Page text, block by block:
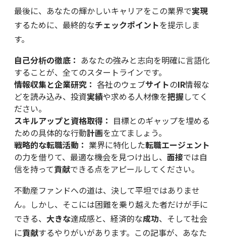
最後に、あなたの輝かしいキャリアをこの業界で実現
するために、最終的なチェックポイントを提示しま
す。
自己分析の徹底： あなたの強みと志向を明確に言語化
することが、全てのスタートラインです。
情報収集と企業研究： 各社のウェブサイトのIR情報な
どを読み込み、投資実績や求める人材像を把握してく
ださい。
スキルアップと資格取得： 目標とのギャップを埋める
ための具体的な行動計画を立てましょう。
戦略的な転職活動： 業界に特化した転職エージェント
の力を借りて、最適な機会を見つけ出し、面接では自
信を持って貢献できる点をアピールしてください。
不動産ファンドへの道は、決して平坦ではありませ
ん。しかし、そこには困難を乗り越えた者だけが手に
できる、大きな達成感と、経済的な成功、そして社会
に貢献するやりがいがあります。この記事が、あなた